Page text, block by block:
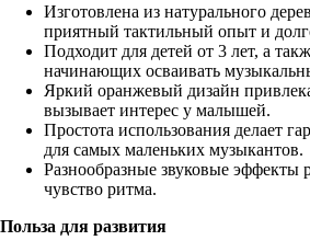
Изготовлена из натурального
приятный тактильный опыт и
Подходит для детей от 3 лет, а
начинающих осваивать
Яркий оранжевый дизайн
вызывает интерес у малышей.
Простота использования делает
для самых маленьких музыкантов.
Разнообразные звуковые эффекты
чувство ритма.
Польза для развития